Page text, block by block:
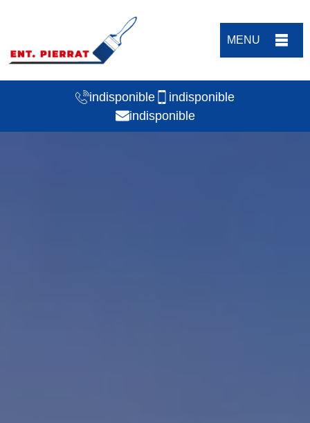
MENU
indisponible
indisponible
indisponible